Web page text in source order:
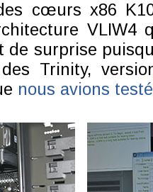
cœurs x86
VLIW4
de surprise
Trinity,
nous avions